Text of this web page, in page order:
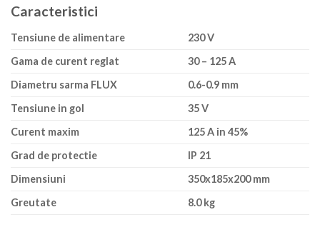
Caracteristici
Tensiune de alimentare
230 V
Gama de curent reglat
30 – 125 A
Diametru sarma FLUX
0.6-0.9 mm
Tensiune in gol
35 V
Curent maxim
125 A in 45%
Grad de protectie
IP 21
Dimensiuni
350x185x200 mm
Greutate
8.0 kg